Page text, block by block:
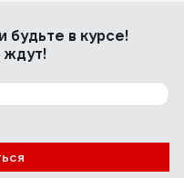
будьте в курсе!
ждут!